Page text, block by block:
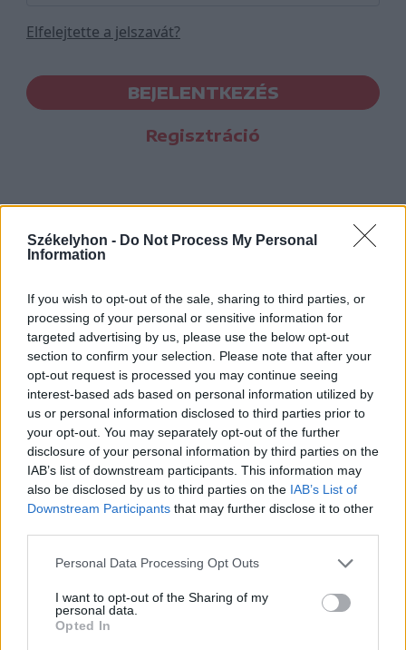
Székelyhon - Do Not Process My Personal
Information
If you wish to opt-out of the sale, sharing to third parties, or
processing of your personal or sensitive information for
targeted advertising by us, please use the below opt-out
section to confirm your selection. Please note that after your
opt-out request is processed you may continue seeing
interest-based ads based on personal information utilized by
us or personal information disclosed to third parties prior to
your opt-out. You may separately opt-out of the further
disclosure of your personal information by third parties on the
IAB’s list of downstream participants. This information may
also be disclosed by us to third parties on the IAB’s List of
Downstream Participants that may further disclose it to other
Personal Data Processing Opt Outs
I want to opt-out of the Sharing of my
personal data.
Opted In
Elfelejtette a jelszavát?
BEJELENTKEZÉS
Regisztráció
Hasznos
Impresszum
Szerzői jogok
Adatvédelmi tájékoztató
Cookie-kezelési tájékoztató
Hozzászólási szabályzat
Nyomtatott lapjaink archívuma
Székely Hírmondó archívuma